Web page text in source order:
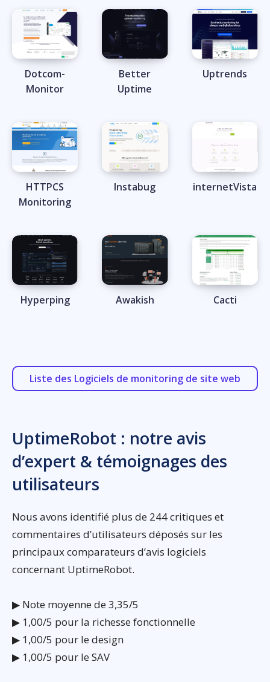
Dotcom-
Monitor
Better
Uptime
Uptrends
HTTPCS
Monitoring
Instabug internetVista
Hyperping Awakish Cacti
Liste des Logiciels de monitoring de site web
UptimeRobot : notre avis
d’expert & témoignages des
utilisateurs
Nous avons identifié plus de 244 critiques et
commentaires d’utilisateurs déposés sur les
principaux comparateurs d’avis logiciels
concernant UptimeRobot.
▶ Note moyenne de 3,35/5
▶ 1,00/5 pour la richesse fonctionnelle
▶ 1,00/5 pour le design
▶ 1,00/5 pour le SAV